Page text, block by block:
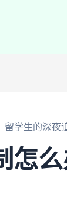
留学生的深夜
怎